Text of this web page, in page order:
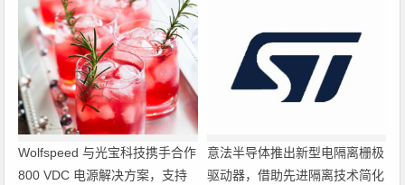
Wolfspeed 与光宝科技携手合作
800 VDC 电源解决方案，支持
意法半导体推出新型电隔离栅极
驱动器，借助先进隔离技术简化